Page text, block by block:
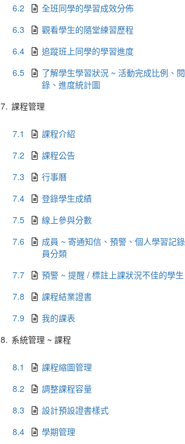
6.2
全班同學的學習成效分佈
6.3
觀看學生的隨堂練習歷程
6.4
追蹤班上同學的學習進度
6.5
了解學生學習狀況 ~ 活動完成比例、
錄、進度統計圖
7. 課程管理
7.1
課程介紹
7.2
課程公告
7.3
行事曆
7.4
登錄學生成績
7.5
線上參與分數
7.6
成員 ~ 寄通知信、預警、個人學習記
員分類
7.7
預警 ~ 提醒 / 標註上課狀況不佳的學生
7.8
課程結業證書
7.9
我的課表
8. 系統管理 ~ 課程
8.1
課程縮圖管理
8.2
調整課程容量
8.3
設計預設證書樣式
8.4
學期管理